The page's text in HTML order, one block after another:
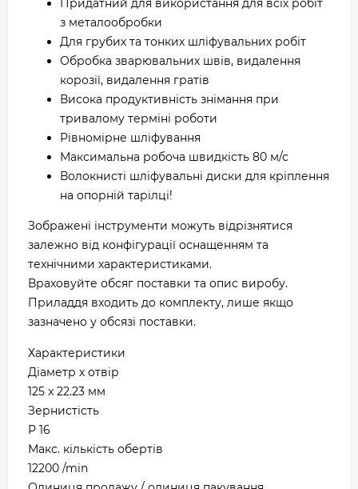
Придатний для використання для всіх робіт
з металообробки
Для грубих та тонких шліфувальних робіт
Обробка зварювальних швів, видалення
корозії, видалення гратів
Висока продуктивність знімання при
тривалому терміні роботи
Рівномірне шліфування
Максимальна робоча швидкість 80 м/с
Волокнисті шліфувальні диски для кріплення
на опорній тарілці!
Зображені інструменти можуть відрізнятися
залежно від конфігурації оснащенням та
технічними характеристиками.
Враховуйте обсяг поставки та опис виробу.
Приладдя входить до комплекту, лише якщо
зазначено у обсязі поставки.
Характеристики
Діаметр х отвір
125 x 22.23 мм
Зернистість
P 16
Макс. кількість обертів
12200 /min